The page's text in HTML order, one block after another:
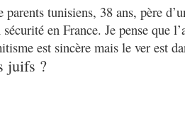
parents tunisiens, 38 ans, père
en France. Je pense que
est sincère mais le ver est
juifs ?